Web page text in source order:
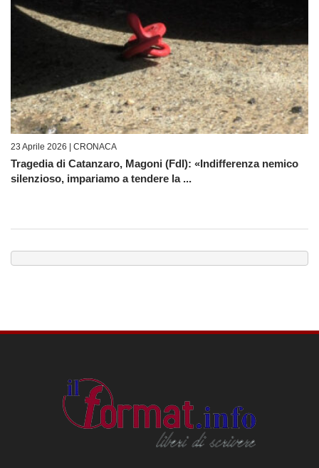
23 Aprile 2026 | CRONACA
Tragedia di Catanzaro, Magoni (FdI): «Indifferenza nemico
silenzioso, impariamo a tendere la ...